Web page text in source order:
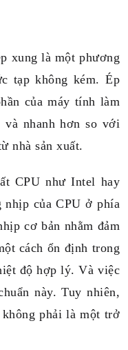
xung là một phương
tạp không kém. Ép
của máy tính làm
nhanh hơn so với
nhà sản xuất.
CPU như Intel hay
của CPU ở phía
cơ bản nhằm đảm
cách ổn định trong
độ hợp lý. Và việc
này. Tuy nhiên,
phải là một trở